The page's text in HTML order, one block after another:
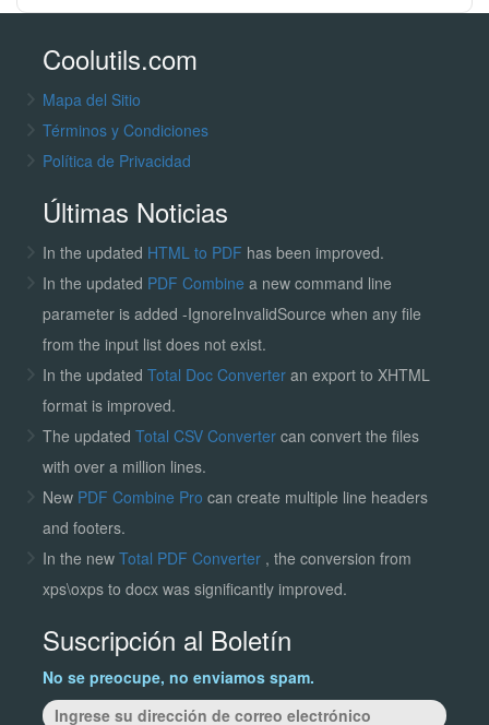
Coolutils.com
Mapa del Sitio
Términos y Condiciones
Política de Privacidad
Últimas Noticias
In the updated HTML to PDF has been improved.
In the updated PDF Combine a new command line
parameter is added -IgnoreInvalidSource when any file
from the input list does not exist.
In the updated Total Doc Converter an export to XHTML
format is improved.
The updated Total CSV Convertercan convert the files
with over a million lines.
New PDF Combine Pro can create multiple line headers
and footers.
In the new Total PDF Converter , the conversion from
xps\oxps to docx was significantly improved.
Suscripción al Boletín
No se preocupe, no enviamos spam.